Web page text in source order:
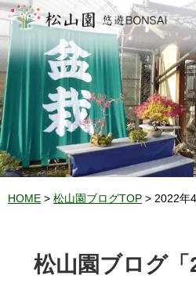
HOME > 松山園ブログTOP > 2022年
松山園ブログ「